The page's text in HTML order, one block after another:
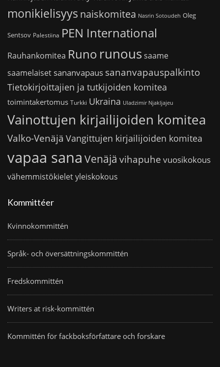
monikielisyys naiskomitea Nasrin Sotoudeh Oleg
Sentsov Palestiina PEN International
Rauhankomitea Runo runoussaame
saamelaiset sananvapaus sananvapauspalkinto
Tietokirjoittajien ja tutkijoiden komitea
toimintakertomus Turkki Ukraina Uladzimir Njakljajeu
Vainottujen kirjailijoiden komitea
Valko-Venäjä Vangittujen kirjailijoiden komitea
vapaa sana Venäjä vihapuhe vuosikokous
vähemmistökieletyleiskokous
Kommittéer
Kvinnokommittén
Språk- och översättningskommittén
Fredskommittén
Writers at risk-kommittén
Kommittén för fackboksförfattare och forskare